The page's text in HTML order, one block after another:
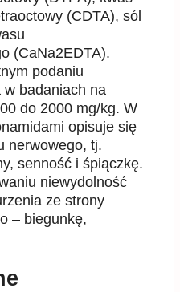
(CDTA), sól
(CaNa2EDTA).
podaniu
badaniach na
do 2000 mg/kg. W
opisuje się
nerwowego, tj.
senność i śpiączkę.
niewydolność
ze strony
– biegunkę,